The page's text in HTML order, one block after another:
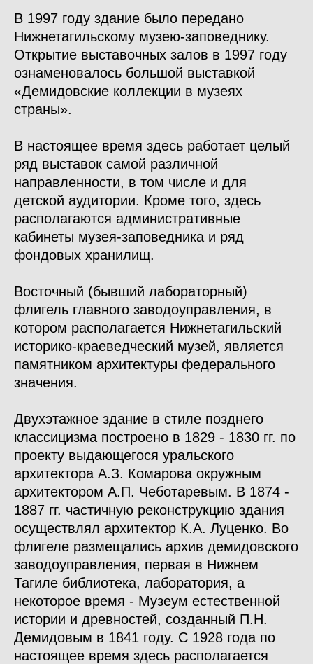
В 1997 году здание было передано
Нижнетагильскому музею-заповеднику.
Открытие выставочных залов в 1997 году
ознаменовалось большой выставкой
«Демидовские коллекции в музеях
страны».
В настоящее время здесь работает целый
ряд выставок самой различной
направленности, в том числе и для
детской аудитории. Кроме того, здесь
располагаются административные
кабинеты музея-заповедника и ряд
фондовых хранилищ.
Восточный (бывший лабораторный)
флигель главного заводоуправления, в
котором располагается Нижнетагильский
историко-краеведческий музей, является
памятником архитектуры федерального
значения.
Двухэтажное здание в стиле позднего
классицизма построено в 1829 - 1830 гг. по
проекту выдающегося уральского
архитектора А.З. Комарова окружным
архитектором А.П. Чеботаревым. В 1874 -
1887 гг. частичную реконструкцию здания
осуществлял архитектор К.А. Луценко. Во
флигеле размещались архив демидовского
заводоуправления, первая в Нижнем
Тагиле библиотека, лаборатория, а
некоторое время - Музеум естественной
истории и древностей, созданный П.Н.
Демидовым в 1841 году. С 1928 года по
настоящее время здесь располагается